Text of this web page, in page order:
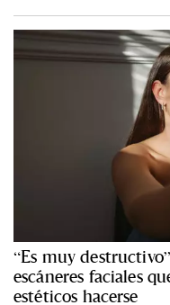
“Es muy
escáneres faciales
estéticos hacerse